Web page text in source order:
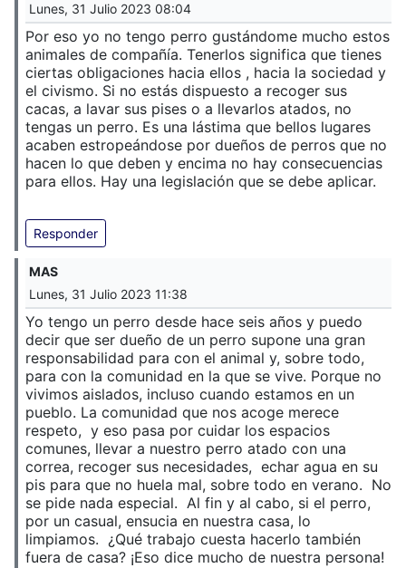
Lunes, 31 Julio 2023 08:04
Por eso yo no tengo perro gustándome mucho estos
animales de compañía. Tenerlos significa que tienes
ciertas obligaciones hacia ellos , hacia la sociedad y
el civismo. Si no estás dispuesto a recoger sus
cacas, a lavar sus pises o a llevarlos atados, no
tengas un perro. Es una lástima que bellos lugares
acaben estropeándose por dueños de perros que no
hacen lo que deben y encima no hay consecuencias
para ellos. Hay una legislación que se debe aplicar.
Responder
MAS
Lunes, 31 Julio 2023 11:38
Yo tengo un perro desde hace seis años y puedo
decir que ser dueño de un perro supone una gran
responsabilidad para con el animal y, sobre todo,
para con la comunidad en la que se vive. Porque no
vivimos aislados, incluso cuando estamos en un
pueblo. La comunidad que nos acoge merece
respeto, y eso pasa por cuidar los espacios
comunes, llevar a nuestro perro atado con una
correa, recoger sus necesidades, echar agua en su
pis para que no huela mal, sobre todo en verano. No
se pide nada especial. Al fin y al cabo, si el perro,
por un casual, ensucia en nuestra casa, lo
limpiamos. ¿Qué trabajo cuesta hacerlo también
fuera de casa? ¡Eso dice mucho de nuestra persona!